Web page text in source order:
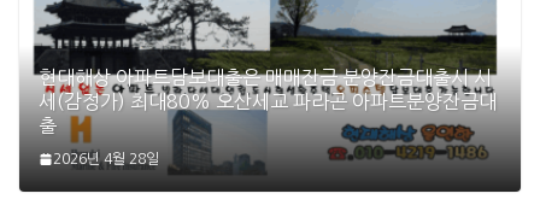
현대해상 아파트담보대출은 매매잔금 분양잔금대출시 시
세(감정가) 최대80% 오산세교 파라곤 아파트분양잔금대
출
2026년 4월 28일